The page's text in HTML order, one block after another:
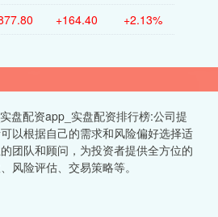
+164.40 +2.13%
盘配资app_实盘配资排行榜:公司提
以根据自己的需求和风险偏好选择适
团队和顾问，为投资者提供全方位的
风险评估、交易策略等。